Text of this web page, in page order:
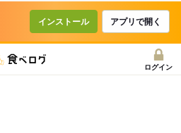
インストール アプリで開く
ログイン